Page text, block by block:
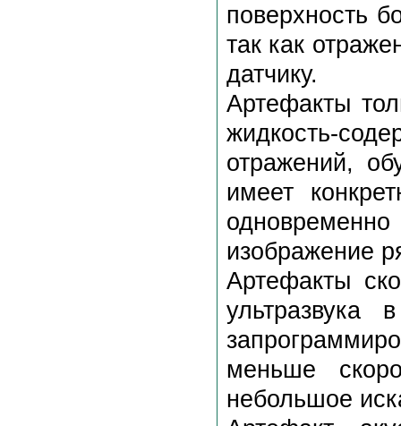
поверхность
так как
датчику.
Артефакты
жидкость-
отражений,
имеет
изображение
Артефакты
меньше
небольшое